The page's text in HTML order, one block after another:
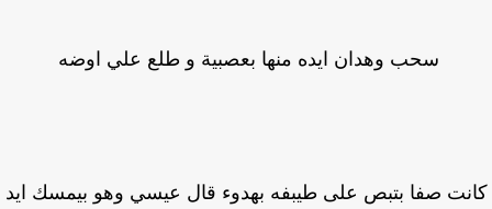
سحب وهدان ايده منها بعصبية و طلع علي اوضه
صفا بتبص على طيبفه بهدوء قال عيسي وهو بيمسك ايد